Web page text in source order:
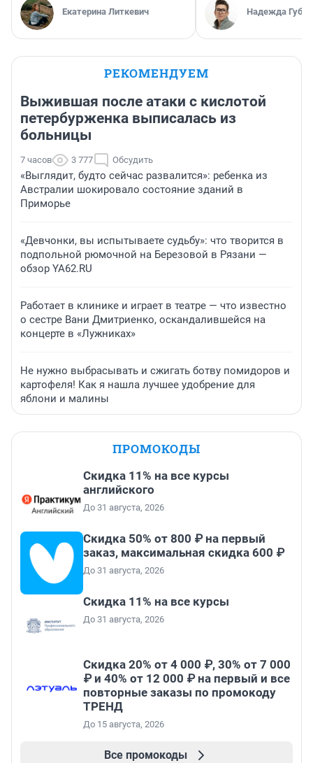
Екатерина Литкевич Надежда
РЕКОМЕНДУЕМ
Выжившая после атаки с кислотой
петербурженка выписалась из
больницы
7 часов 3 777 Обсудить
«Выглядит, будто сейчас развалится»: ребенка из
Австралии шокировало состояние зданий в
Приморье
«Девчонки, вы испытываете судьбу»: что творится в
подпольной рюмочной на Березовой в Рязани —
обзор YA62.RU
Работает в клинике и играет в театре — что известно
о сестре Вани Дмитриенко, оскандалившейся на
концерте в «Лужниках»
Не нужно выбрасывать и сжигать ботву помидоров и
картофеля! Как я нашла лучшее удобрение для
яблони и малины
ПРОМОКОДЫ
Скидка 11% на все курсы
английского
До 31 августа, 2026
Скидка 50% от 800 ₽ на первый
заказ, максимальная скидка 600 ₽
До 31 августа, 2026
Скидка 11% на все курсы
До 31 августа, 2026
Скидка 20% от 4 000 ₽, 30% от 7 000
₽ и 40% от 12 000 ₽ на первый и все
повторные заказы по промокоду
ТРЕНД
До 15 августа, 2026
Все промокоды